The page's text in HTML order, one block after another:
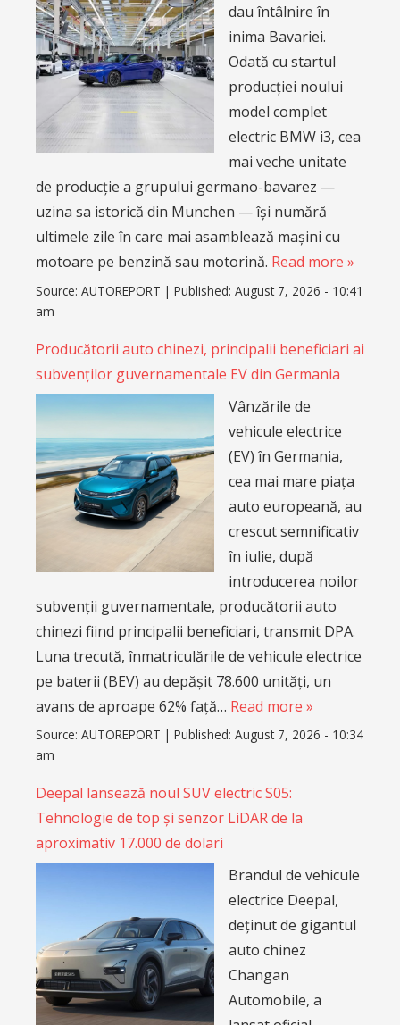
dau întâlnire în
inima Bavariei.
Odată cu startul
producției noului
model complet
electric BMW i3, cea
mai veche unitate
de producție a grupului germano-bavarez —
uzina sa istorică din Munchen — își numără
ultimele zile în care mai asamblează mașini cu
motoare pe benzină sau motorină. Read more »
Source: AUTOREPORT | Published: August 7, 2026 - 10:41
am
Producătorii auto chinezi, principalii beneficiari ai
subvenților guvernamentale EV din Germania
Vânzările de
vehicule electrice
(EV) în Germania,
cea mai mare piața
auto europeană, au
crescut semnificativ
în iulie, după
introducerea noilor
subvenții guvernamentale, producătorii auto
chinezi fiind principalii beneficiari, transmit DPA.
Luna trecută, înmatriculările de vehicule electrice
pe baterii (BEV) au depășit 78.600 unități, un
avans de aproape 62% față… Read more »
Source: AUTOREPORT | Published: August 7, 2026 - 10:34
am
Deepal lansează noul SUV electric S05:
Tehnologie de top și senzor LiDAR de la
aproximativ 17.000 de dolari
Brandul de vehicule
electrice Deepal,
deținut de gigantul
auto chinez
Changan
Automobile, a